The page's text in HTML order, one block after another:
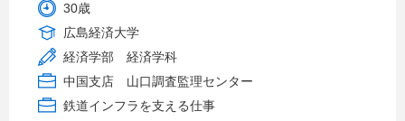
30歳
広島経済大学
経済学部 経済学科
中国支店 山口調査監理センター
鉄道インフラを支える仕事